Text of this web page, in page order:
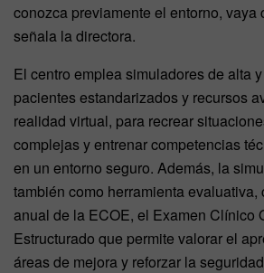
conozca previamente el entorno, vaya
señala la directora.
El centro emplea simuladores de alta
pacientes estandarizados y recursos
realidad virtual, para recrear
complejas y entrenar competencias
en un entorno seguro. Además, la
también como herramienta
anual de la ECOE, el Examen Clínico
Estructurado que permite valorar el
áreas de mejora y reforzar la